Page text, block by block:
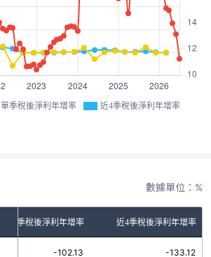
單季稅後淨利年增率 近4季稅後淨利年增率
數據單位：%
單季稅後淨利年增率 近4季稅後淨利年增率
-102.13 -133.12